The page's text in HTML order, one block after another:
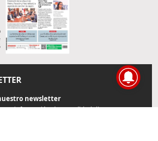
newsletter
información de actualidad directamente en